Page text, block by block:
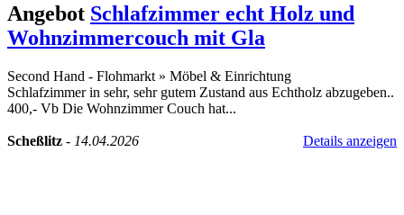
Angebot Schlafzimmer echt Holz und
Wohnzimmercouch mit Gla
Second Hand - Flohmarkt » Möbel & Einrichtung
Schlafzimmer in sehr, sehr gutem Zustand aus Echtholz abzugeben..
400,- Vb Die Wohnzimmer Couch hat...
Scheßlitz - 14.04.2026 Details anzeigen